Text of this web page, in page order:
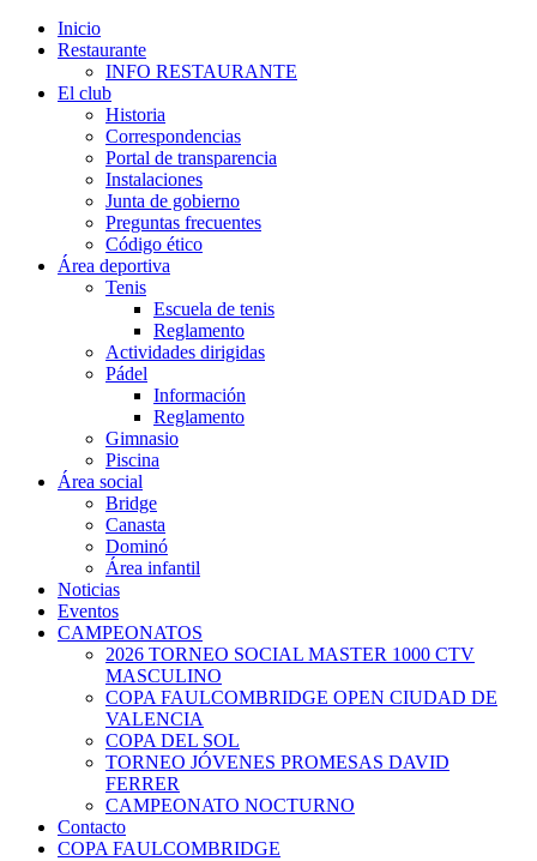
Inicio
Restaurante
INFO RESTAURANTE
El club
Historia
Correspondencias
Portal de transparencia
Instalaciones
Junta de gobierno
Preguntas frecuentes
Código ético
Área deportiva
Tenis
Escuela de tenis
Reglamento
Actividades dirigidas
Pádel
Información
Reglamento
Gimnasio
Piscina
Área social
Bridge
Canasta
Dominó
Área infantil
Noticias
Eventos
CAMPEONATOS
2026 TORNEO SOCIAL MASTER 1000 CTV
MASCULINO
COPA FAULCOMBRIDGE OPEN CIUDAD DE
VALENCIA
COPA DEL SOL
TORNEO JÓVENES PROMESAS DAVID
FERRER
CAMPEONATO NOCTURNO
Contacto
COPA FAULCOMBRIDGE